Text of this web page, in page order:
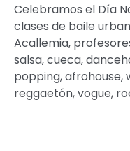
Celebramos el Día
clases de baile
Acallemia,
salsa, cueca,
popping, afrohouse,
reggaetón, vogue,